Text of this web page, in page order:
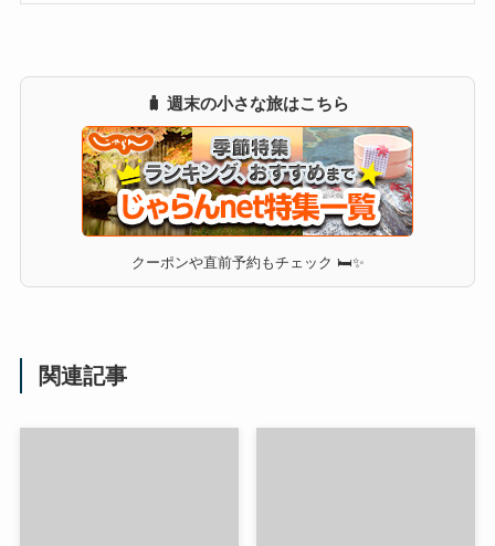
🧳 週末の小さな旅はこちら
クーポンや直前予約もチェック 🛏✨
関連記事